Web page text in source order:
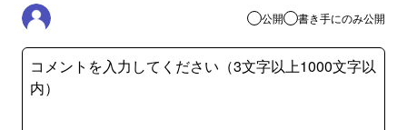
公開 書き手にのみ公開